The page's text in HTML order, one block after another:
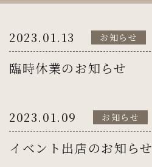
2023.01.13 お知らせ
臨時休業のお知らせ
2023.01.09 お知らせ
イベント出店のお知らせ